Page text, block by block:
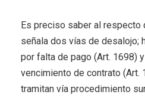
Es preciso saber al respecto
señala dos vías de desalojo;
por falta de pago (Art. 1698)
vencimiento de contrato (Art.
tramitan vía procedimiento